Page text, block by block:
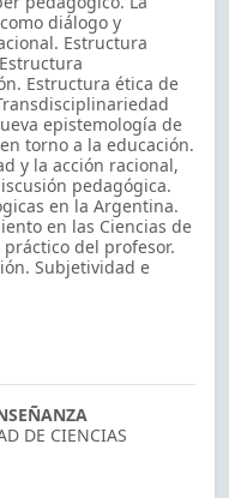
diálogo y
Estructura
Estructura ética de
epistemología de
torno a la educación.
y la acción racional,
pedagógica.
en la Argentina.
en las Ciencias de
del profesor.
Subjetividad e
DE CIENCIAS